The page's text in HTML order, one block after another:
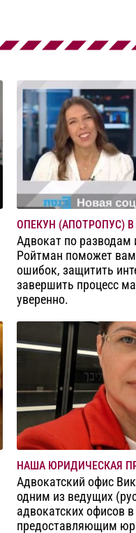
ОПЕКУН (АПОТРОПУС) В
Адвокат по разводам
Ройтман поможет
ошибок, защитить
завершить процесс
уверенно.
НАША ЮРИДИЧЕСКАЯ
Адвокатский офис
одним из ведущих
адвокатских офисов
предоставляющим